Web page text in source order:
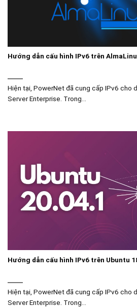
Hướng dẫn cấu hình IPv6 trên
Hiện tại, PowerNet đã cung cấp IPv6 cho
Server Enterprise. Trong...
Hướng dẫn cấu hình IPv6 trên Ubuntu
Hiện tại, PowerNet đã cung cấp IPv6 cho
Server Enterprise. Trong...